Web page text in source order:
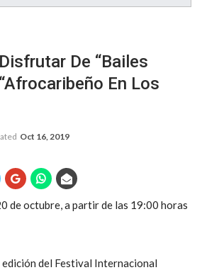
De “Bailes
En Los
Oct 16, 2019
de octubre, a partir de las 19:00 horas
edición del Festival Internacional